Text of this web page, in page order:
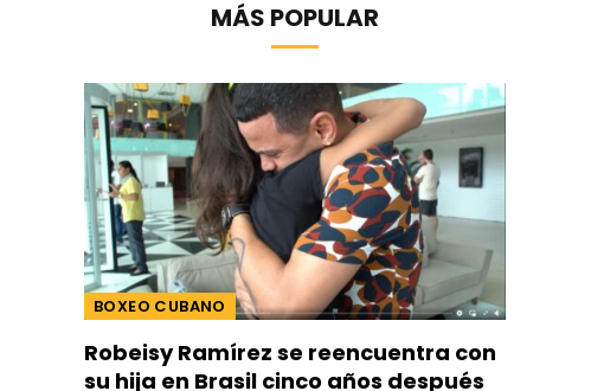
MÁS POPULAR
BOXEO CUBANO
Robeisy Ramírez se reencuentra con
su hija en Brasil cinco años después